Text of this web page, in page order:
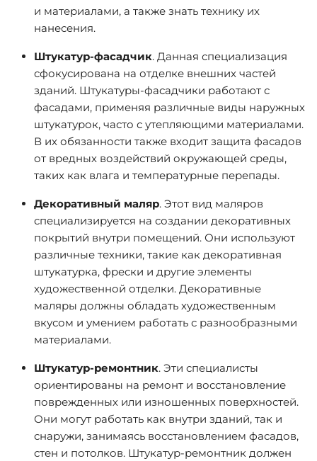
и материалами, а также знать технику их
нанесения.
Штукатур-фасадчик. Данная специализация
сфокусирована на отделке внешних частей
зданий. Штукатуры-фасадчики работают с
фасадами, применяя различные виды наружных
штукатурок, часто с утепляющими материалами.
В их обязанности также входит защита фасадов
от вредных воздействий окружающей среды,
таких как влага и температурные перепады.
Декоративный маляр. Этот вид маляров
специализируется на создании декоративных
покрытий внутри помещений. Они используют
различные техники, такие как декоративная
штукатурка, фрески и другие элементы
художественной отделки. Декоративные
маляры должны обладать художественным
вкусом и умением работать с разнообразными
материалами.
Штукатур-ремонтник. Эти специалисты
ориентированы на ремонт и восстановление
поврежденных или изношенных поверхностей.
Они могут работать как внутри зданий, так и
снаружи, занимаясь восстановлением фасадов,
стен и потолков. Штукатур-ремонтник должен